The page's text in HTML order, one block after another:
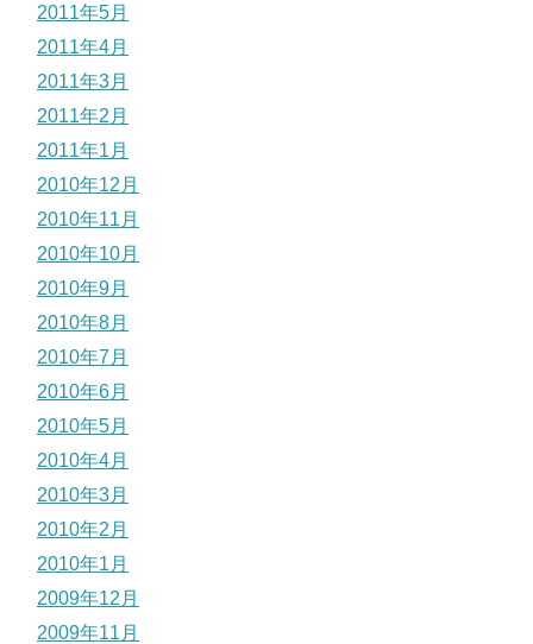
2011年5月
2011年4月
2011年3月
2011年2月
2011年1月
2010年12月
2010年11月
2010年10月
2010年9月
2010年8月
2010年7月
2010年6月
2010年5月
2010年4月
2010年3月
2010年2月
2010年1月
2009年12月
2009年11月